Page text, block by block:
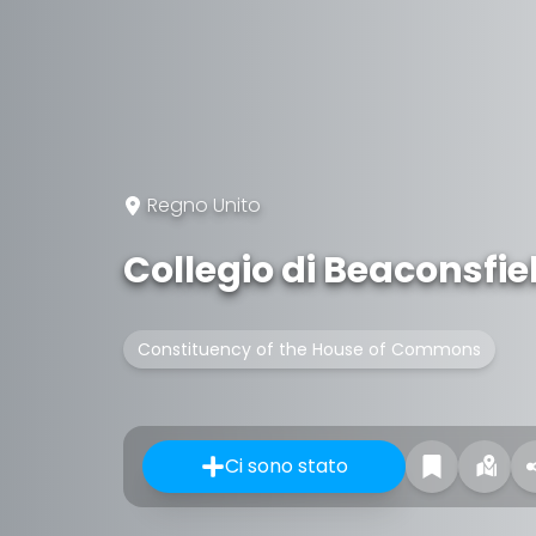
Regno Unito
Collegio di
Constituency of the House of Commons
Ci sono stato